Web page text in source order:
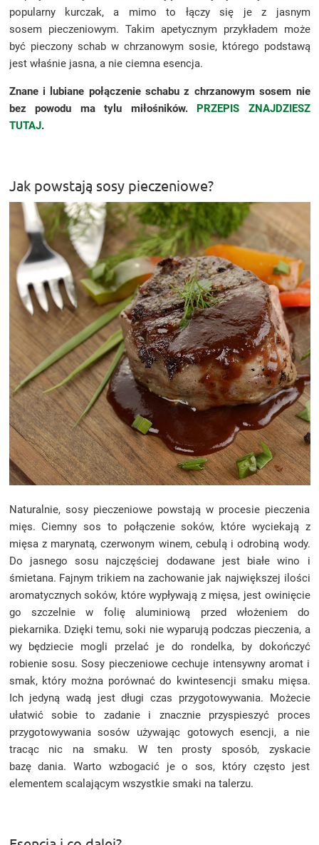
popularny kurczak, a mimo to łączy się je z jasnym
sosem pieczeniowym. Takim apetycznym przykładem może
być pieczony schab w chrzanowym sosie, którego podstawą
jest właśnie jasna, a nie ciemna esencja.
Znane i lubiane połączenie schabu z chrzanowym sosem nie
bez powodu ma tylu miłośników. PRZEPIS ZNAJDZIESZ
TUTAJ.
Jak powstają sosy pieczeniowe?
Naturalnie, sosy pieczeniowe powstają w procesie pieczenia
mięs. Ciemny sos to połączenie soków, które wyciekają z
mięsa z marynatą, czerwonym winem, cebulą i odrobiną wody.
Do jasnego sosu najczęściej dodawane jest białe wino i
śmietana. Fajnym trikiem na zachowanie jak największej ilości
aromatycznych soków, które wypływają z mięsa, jest owinięcie
go szczelnie w folię aluminiową przed włożeniem do
piekarnika. Dzięki temu, soki nie wyparują podczas pieczenia, a
wy będziecie mogli przelać je do rondelka, by dokończyć
robienie sosu. Sosy pieczeniowe cechuje intensywny aromat i
smak, który można porównać do kwintesencji smaku mięsa.
Ich jedyną wadą jest długi czas przygotowywania. Możecie
ułatwić sobie to zadanie i znacznie przyspieszyć proces
przygotowywania sosów używając gotowych esencji, a nie
tracąc nic na smaku. W ten prosty sposób, zyskacie
bazę dania. Warto wzbogacić je o sos, który często jest
elementem scalającym wszystkie smaki na talerzu.